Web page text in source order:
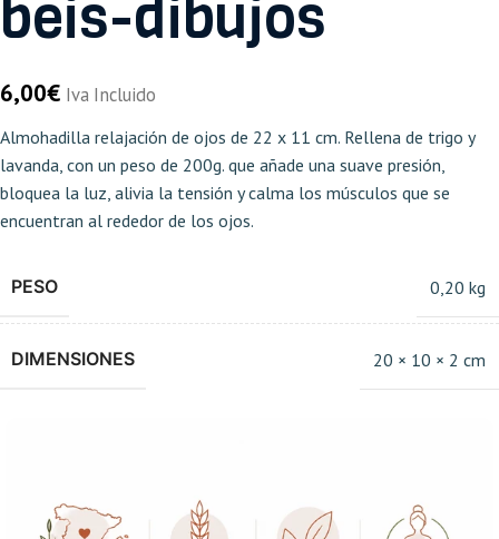
beis-dibujos
6,00€ Iva Incluido
Almohadilla relajación de ojos de 22 x 11 cm. Rellena de trigo y
lavanda, con un peso de 200g. que añade una suave presión,
bloquea la luz, alivia la tensión y calma los músculos que se
encuentran al rededor de los ojos.
PESO 0,20 kg
DIMENSIONES 20 × 10 × 2 cm